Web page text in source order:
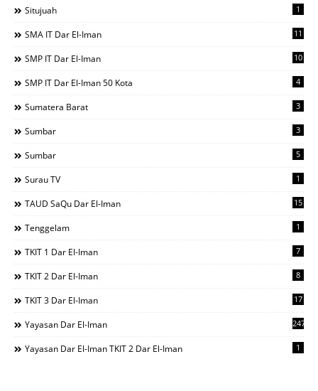
Situjuah 1
SMA IT Dar El-Iman 11
SMP IT Dar El-Iman 10
SMP IT Dar El-Iman 50 Kota 4
Sumatera Barat 3
Sumbar 3
Sumbar 5
Surau TV 1
TAUD SaQu Dar El-Iman 15
Tenggelam 1
TKIT 1 Dar El-Iman 7
TKIT 2 Dar El-Iman 8
TKIT 3 Dar El-Iman 17
Yayasan Dar El-Iman 247
Yayasan Dar El-Iman TKIT 2 Dar El-Iman 1